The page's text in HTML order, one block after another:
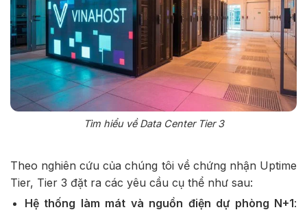
Tìm hiểu về Data Center Tier 3
Theo nghiên cứu của chúng tôi về chứng nhận Uptime
Tier, Tier 3 đặt ra các yêu cầu cụ thể như sau:
Hệ thống làm mát và nguồn điện dự phòng N+1: